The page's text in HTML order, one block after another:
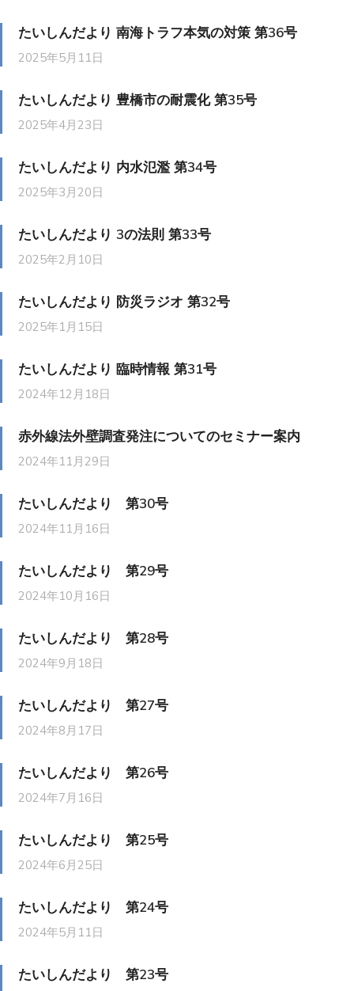
たいしんだより 南海トラフ本気の対策 第36号
2025年5月11日
たいしんだより 豊橋市の耐震化 第35号
2025年4月23日
たいしんだより 内水氾濫 第34号
2025年3月20日
たいしんだより 3の法則 第33号
2025年2月10日
たいしんだより 防災ラジオ 第32号
2025年1月15日
たいしんだより 臨時情報 第31号
2024年12月18日
赤外線法外壁調査発注についてのセミナー案内
2024年11月29日
たいしんだより 第30号
2024年11月16日
たいしんだより 第29号
2024年10月16日
たいしんだより 第28号
2024年9月18日
たいしんだより 第27号
2024年8月17日
たいしんだより 第26号
2024年7月16日
たいしんだより 第25号
2024年6月25日
たいしんだより 第24号
2024年5月11日
たいしんだより 第23号